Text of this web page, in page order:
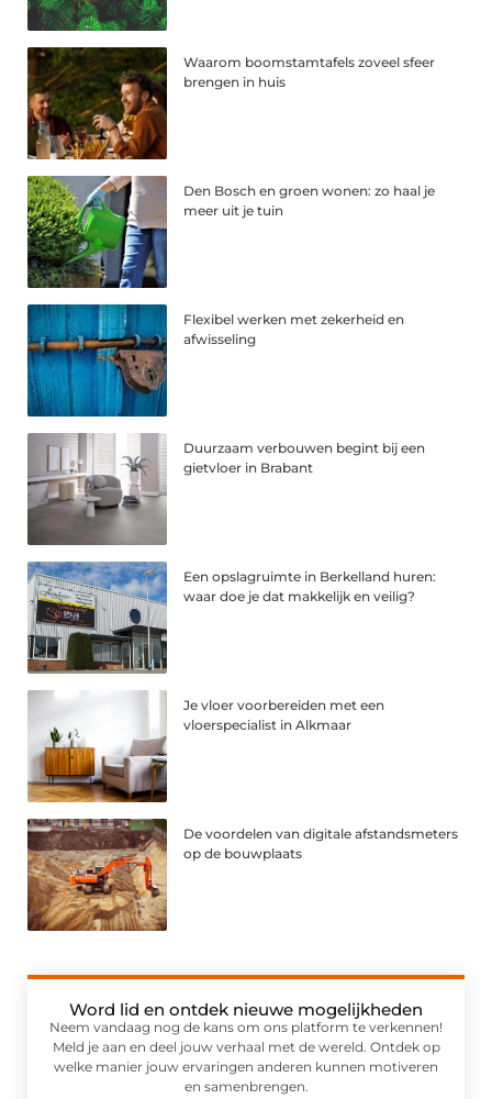
Waarom boomstamtafels zoveel sfeer
brengen in huis
Den Bosch en groen wonen: zo haal je
meer uit je tuin
Flexibel werken met zekerheid en
afwisseling
Duurzaam verbouwen begint bij een
gietvloer in Brabant
Een opslagruimte in Berkelland huren:
waar doe je dat makkelijk en veilig?
Je vloer voorbereiden met een
vloerspecialist in Alkmaar
De voordelen van digitale afstandsmeters
op de bouwplaats
Word lid en ontdek nieuwe mogelijkheden
Neem vandaag nog de kans om ons platform te verkennen!
Meld je aan en deel jouw verhaal met de wereld. Ontdek op
welke manier jouw ervaringen anderen kunnen motiveren
en samenbrengen.